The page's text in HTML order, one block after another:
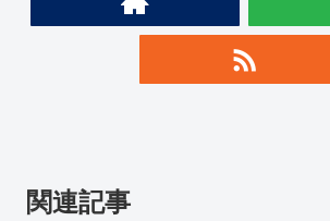
関連記事